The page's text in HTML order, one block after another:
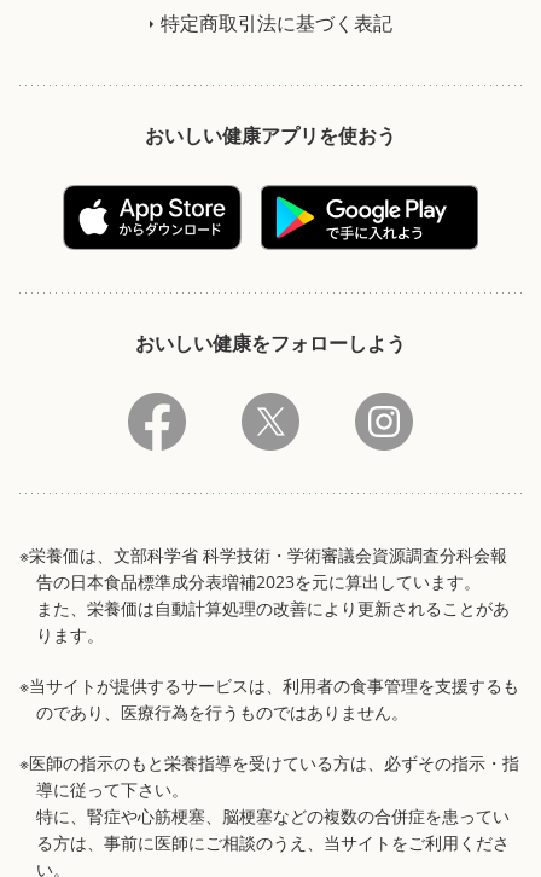
特定商取引法に基づく表記
おいしい健康アプリを使おう
おいしい健康をフォローしよう
※栄養価は、文部科学省 科学技術・学術審議会資源調査分科会報
告の日本食品標準成分表増補2023を元に算出しています。
また、栄養価は自動計算処理の改善により更新されることがあ
ります。
※当サイトが提供するサービスは、利用者の食事管理を支援するも
のであり、医療行為を行うものではありません。
※医師の指示のもと栄養指導を受けている方は、必ずその指示・指
導に従って下さい。
特に、腎症や心筋梗塞、脳梗塞などの複数の合併症を患ってい
る方は、事前に医師にご相談のうえ、当サイトをご利用くださ
い。